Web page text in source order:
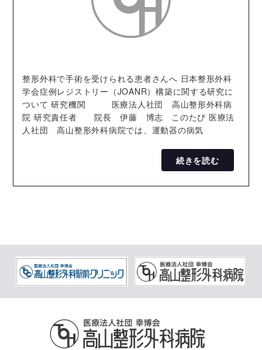
整形外科で手術を受けられる患者さんへ 日本整形外科
学会症例レジストリー（JOANR）構築に関する研究に
ついて 研究機関 医療法人社団 高山整形外科病
院 研究責任者 院長 伊藤 博志 このたび 医療法
人社団 高山整形外科病院では、運動器の病気
続きを読む